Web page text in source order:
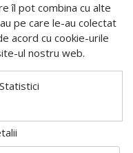
îl pot combina cu alte
pe care le-au colectat
acord cu cookie-urile
ul nostru web.
Statistici
by